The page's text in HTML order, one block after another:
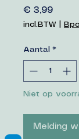
€ 3,99Prijs
incl.BTW
Aantal *
Niet op
Melding